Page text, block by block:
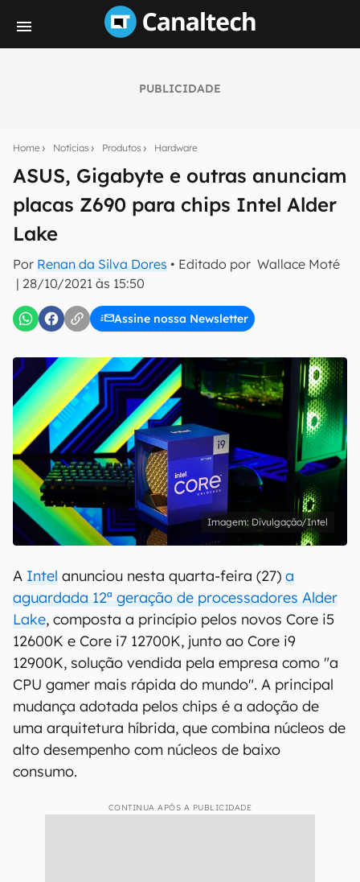
PUBLICIDADE
Home Notícias Produtos Hardware
ASUS, Gigabyte e outras anunciam
placas Z690 para chips Intel Alder
Lake
Por Renan da Silva Dores • Editado por Wallace Moté
| 28/10/2021 às 15:50
Assine nossa Newsletter
notícias e reviews sobre tecnologia em primeira
mão.
E-mail
inscreva-se
Confirmo que li, aceito e concordo com os Termos de
Uso e Política de Privacidade do Canaltech.
Divulgação/Intel
A Intel anunciou nesta quarta-feira (27) a
aguardada 12ª geração de processadores Alder
Lake, composta a princípio pelos novos Core i5
12600K e Core i7 12700K, junto ao Core i9
12900K, solução vendida pela empresa como "a
CPU gamer mais rápida do mundo". A principal
mudança adotada pelos chips é a adoção de
uma arquitetura híbrida, que combina núcleos de
alto desempenho com núcleos de baixo
consumo.
CONTINUA APÓS A PUBLICIDADE